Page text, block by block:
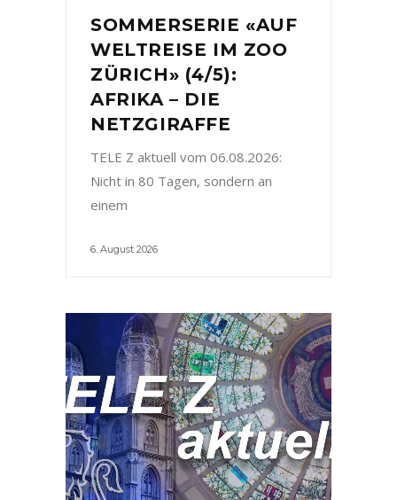
SOMMERSERIE «AUF
WELTREISE IM ZOO
ZÜRICH» (4/5):
AFRIKA – DIE
NETZGIRAFFE
TELE Z aktuell vom 06.08.2026:
Nicht in 80 Tagen, sondern an
einem
6. August 2026